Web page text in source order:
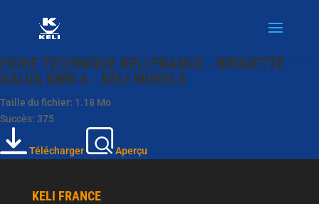
FICHE TECHNIQUE KELI FRANCE - BROUETTE
GALVA KWB-6 - KELI WHEELS
Taille du fichier: 1.18 Mo
Succès: 375
Télécharger Aperçu
KELI FRANCE